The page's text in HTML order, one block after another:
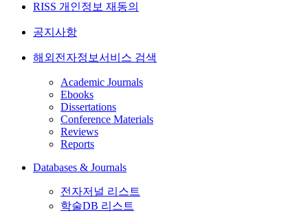
RISS 개인정보 재동의
공지사항
해외전자정보서비스 검색
Academic Journals
Ebooks
Dissertations
Conference Materials
Reviews
Reports
Databases & Journals
전자저널 리스트
학술DB 리스트